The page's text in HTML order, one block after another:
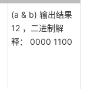
(a & b) 输出结果
12 ，二进制解
释： 0000 1100